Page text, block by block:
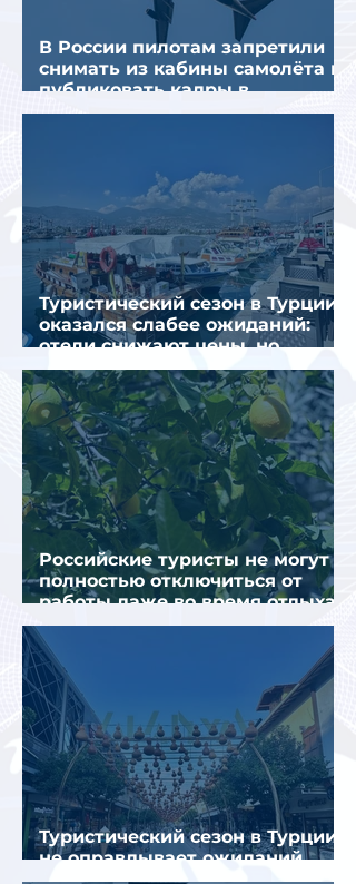
В России пилотам запретили
снимать из кабины самолёта и
публиковать кадры в
интернете
Туристический сезон в Турции
оказался слабее ожиданий:
отели снижают цены, но
загрузка остается низкой
Российские туристы не могут
полностью отключиться от
работы даже во время отдыха
в Турции
Туристический сезон в Турции
не оправдывает ожиданий
отрасли